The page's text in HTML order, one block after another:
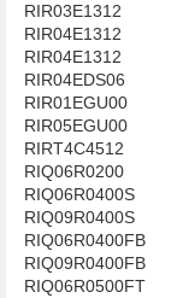
RIR03E1312
RIR04E1312
RIR04E1312
RIR04EDS06
RIR01EGU00
RIR05EGU00
RIRT4C4512
RIQ06R0200
RIQ06R0400S
RIQ09R0400S
RIQ06R0400FB
RIQ09R0400FB
RIQ06R0500FT